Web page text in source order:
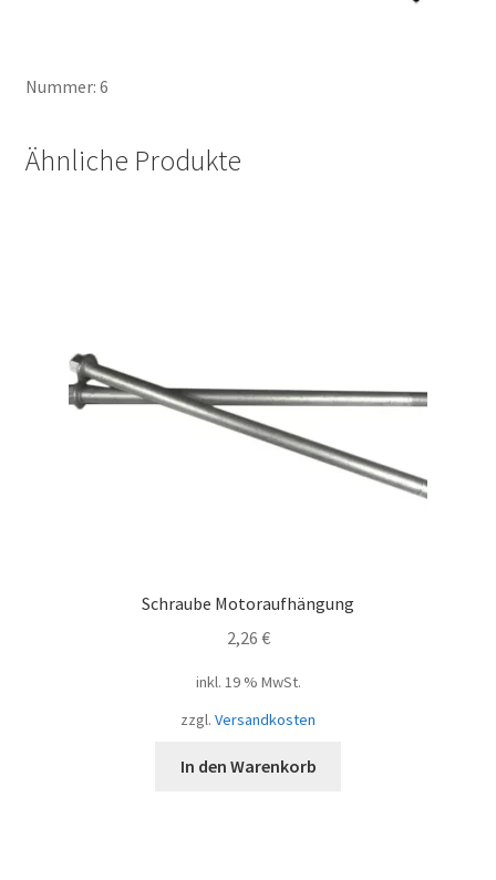
Nummer: 6
Ähnliche Produkte
Schraube Motoraufhängung
2,26 €
inkl. 19 % MwSt.
zzgl. Versandkosten
In den Warenkorb